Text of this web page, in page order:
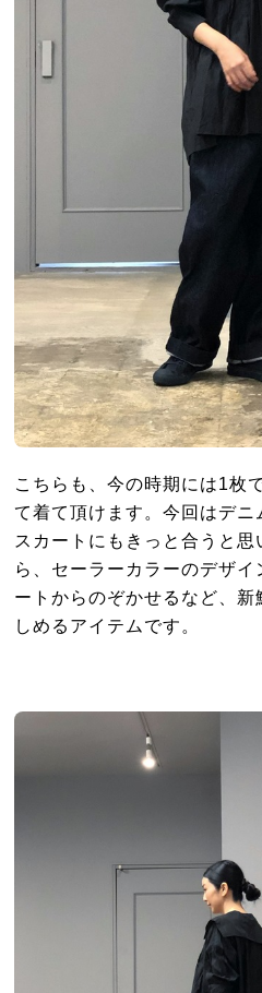
こちらも、今の時期には1枚
て着て頂けます。今回はデニ
スカートにもきっと合うと
ら、セーラーカラーのデザイ
ートからのぞかせるなど、
しめるアイテムです。